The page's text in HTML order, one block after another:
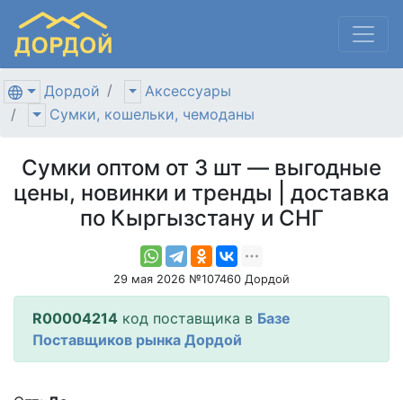
Дордой
Аксессуары
Сумки, кошельки, чемоданы
Сумки оптом от 3 шт — выгодные
цены, новинки и тренды | доставка
по Кыргызстану и СНГ
29 мая 2026 №107460 Дордой
R00004214 код поставщика в Базе
Поставщиков рынка Дордой